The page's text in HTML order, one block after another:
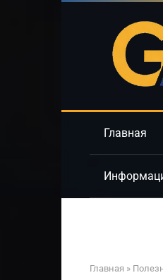
Главная
Главная »